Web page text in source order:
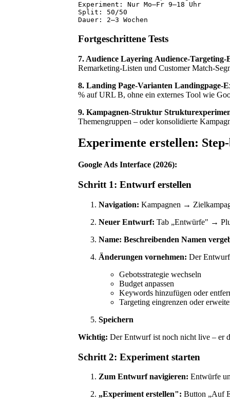
Experiment: Nur Mo–Fr 9–18 Uhr
Split: 50/50
Fortgeschrittene Tests
7. Audience Layering Audience-Targeting-
Remarketing-Listen und Customer Match-
8. Landing Page-Varianten Landingpage-
% auf URL B, ohne ein externes Tool wie
9. Kampagnen-Struktur
Themengruppen – oder konsolidierte
Experimente erstellen:
Google Ads Interface (2026):
Schritt 1: Entwurf erstellen
Navigation: Kampagnen →
Neuer Entwurf: Tab „Entwürfe" →
Name: Beschreibenden Namen
Änderungen vornehmen: Der
Gebotsstrategie wechseln
Budget anpassen
Keywords hinzufügen oder
Targeting eingrenzen oder
Speichern
Wichtig: Der Entwurf ist noch nicht live – er
Schritt 2: Experiment starten
Zum Entwurf navigieren: Entwürfe
„Experiment erstellen": Button „Auf